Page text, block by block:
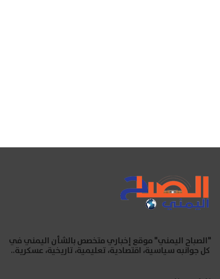
"الصباح اليمني" موقع إخباري متخصص بالشأن اليمني في
كل جوانبه سياسية، اقتصادية، تعليمية، تاريخية، عسكرية..